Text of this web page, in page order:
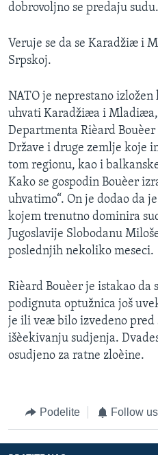
dobrovoljno se predaju
Veruje se da se Karadžiæ i
Srpskoj.
NATO je neprestano
uhvati Karadžiæa i
Departmenta Rièard
Države i druge zemlje koje
tom regionu, kao i
Kako se gospodin Bouèer
uhvatimo“. On je dodao da
kojem trenutno dominira
Jugoslavije Slobodanu
poslednjih nekoliko meseci.
Rièard Bouèer je istakao da
podignuta optužnica još
je ili veæ bilo izvedeno
išèekivanju sudjenja.
osudjeno za ratne zloèine.
Podelite Follow us